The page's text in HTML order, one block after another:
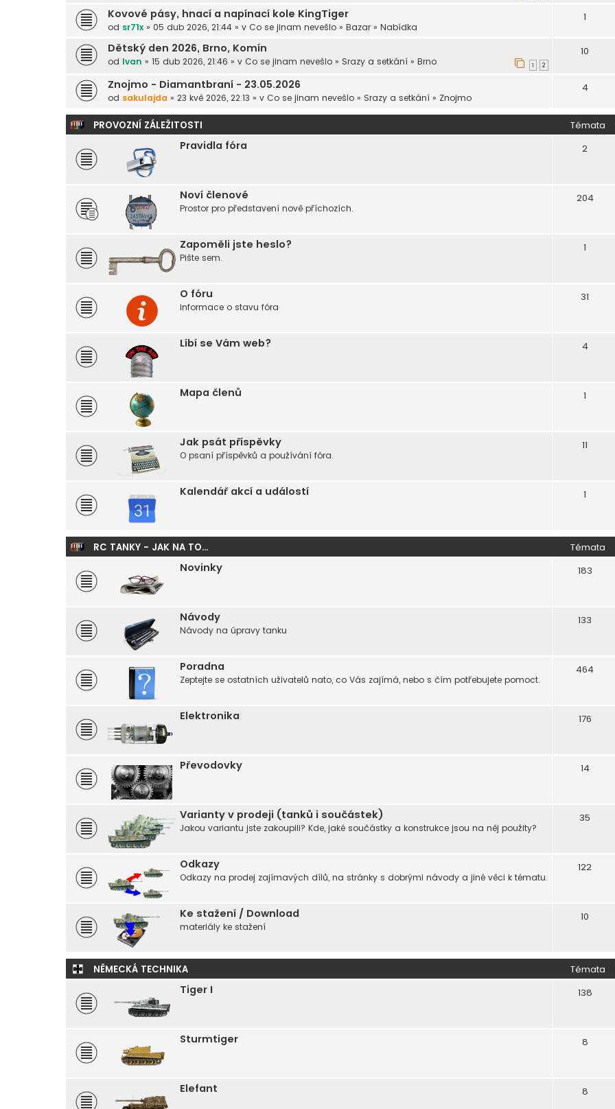
Kovové pásy, hnací a napínací kole KingTiger
od sr71x » 05 dub 2026, 21:44 » v Co se jinam nevešlo » Bazar » Nabídka
1
Dětský den 2026, Brno, Komín
1 2
od Ivan » 15 dub 2026, 21:46 » v Co se jinam nevešlo » Srazy a setkání » Brno
10
Znojmo - Diamantbraní - 23.05.2026
od sakulajda » 23 kvě 2026, 22:13 » v Co se jinam nevešlo » Srazy a setkání » Znojmo
4
PROVOZNÍ ZÁLEŽITOSTI Témata
Pravidla fóra 2
Noví členové
Prostor pro představení nově příchozích.
204
Zapoměli jste heslo?
Pište sem.
1
O fóru
informace o stavu fóra
31
Líbí se Vám web? 4
Mapa členů 1
Jak psát příspěvky
O psaní příspěvků a používání fóra.
11
Kalendář akcí a událostí 1
RC TANKY - JAK NA TO... Témata
Novinky 183
Návody
Návody na úpravy tanku
133
Poradna
Zeptejte se ostatních uživatelů nato, co Vás zajímá, nebo s čím potřebujete pomoct.
464
Elektronika 176
Převodovky 14
Varianty v prodeji (tanků i součástek)
Jakou variantu jste zakoupili? Kde, jaké součástky a konstrukce jsou na něj použity?
35
Odkazy
Odkazy na prodej zajímavých dílů, na stránky s dobrými návody a jiné věci k tématu.
122
Ke stažení / Download
materiály ke stažení
10
NĚMECKÁ TECHNIKA Témata
Tiger I 138
Sturmtiger 8
Elefant 8